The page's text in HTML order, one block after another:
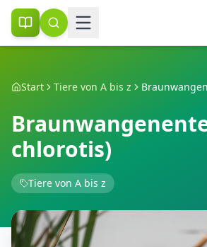
Start Tiere von A bis z
chlorotis)
Tiere von A bis z